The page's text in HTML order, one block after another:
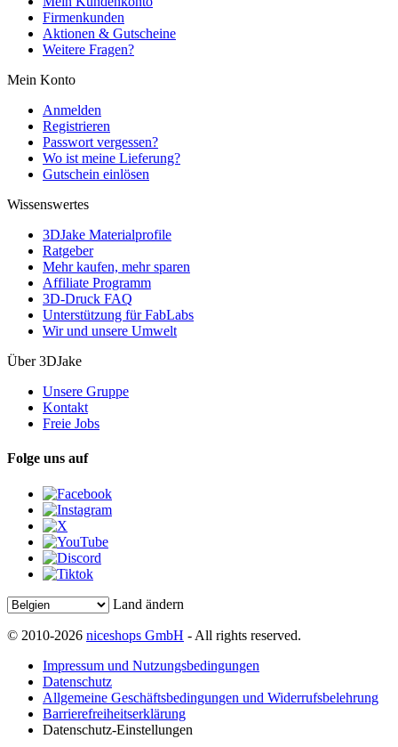
Firmenkunden
Aktionen & Gutscheine
Weitere Fragen?
Mein Konto
Anmelden
Registrieren
Passwort vergessen?
Wo ist meine Lieferung?
Gutschein einlösen
Wissenswertes
3DJake Materialprofile
Ratgeber
Mehr kaufen, mehr sparen
Affiliate Programm
3D-Druck FAQ
Unterstützung für FabLabs
Wir und unsere Umwelt
Über 3DJake
Unsere Gruppe
Kontakt
Freie Jobs
Folge uns auf
Land ändern
© 2010-2026 niceshops GmbH - All rights reserved.
Impressum und Nutzungsbedingungen
Datenschutz
Allgemeine Geschäftsbedingungen und Widerrufsbelehrung
Barrierefreiheitserklärung
Datenschutz-Einstellungen